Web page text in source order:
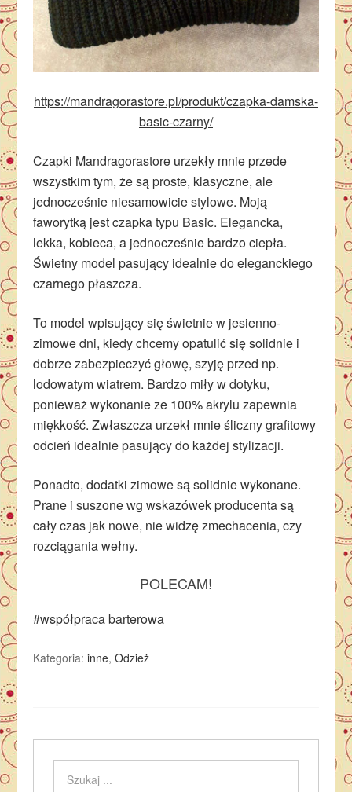
https://mandragorastore.pl/produkt/czapka-damska-
basic-czarny/
Czapki Mandragorastore urzekły mnie przede
wszystkim tym, że są proste, klasyczne, ale
jednocześnie niesamowicie stylowe. Moją
faworytką jest czapka typu Basic. Elegancka,
lekka, kobieca, a jednocześnie bardzo ciepła.
Świetny model pasujący idealnie do eleganckiego
czarnego płaszcza.
To model wpisujący się świetnie w jesienno-
zimowe dni, kiedy chcemy opatulić się solidnie i
dobrze zabezpieczyć głowę, szyję przed np.
lodowatym wiatrem. Bardzo miły w dotyku,
ponieważ wykonanie ze 100% akrylu zapewnia
miękkość. Zwłaszcza urzekł mnie śliczny grafitowy
odcień idealnie pasujący do każdej stylizacji.
Ponadto, dodatki zimowe są solidnie wykonane.
Prane i suszone wg wskazówek producenta są
cały czas jak nowe, nie widzę zmechacenia, czy
rozciągania wełny.
POLECAM!
#współpraca barterowa
Kategoria:inne,Odzież